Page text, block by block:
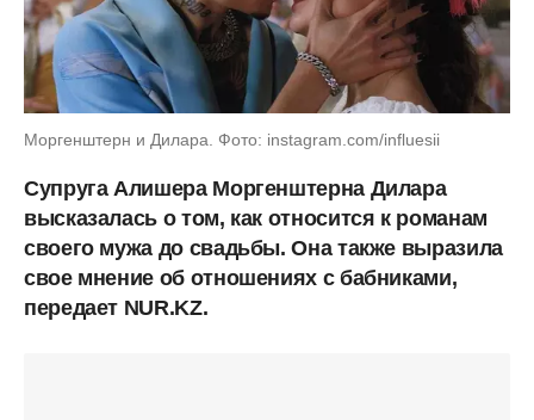
Моргенштерн и Дилара. Фото: instagram.com/influesii
Супруга Алишера Моргенштерна Дилара
высказалась о том, как относится к романам
своего мужа до свадьбы. Она также выразила
свое мнение об отношениях с бабниками,
передает NUR.KZ.